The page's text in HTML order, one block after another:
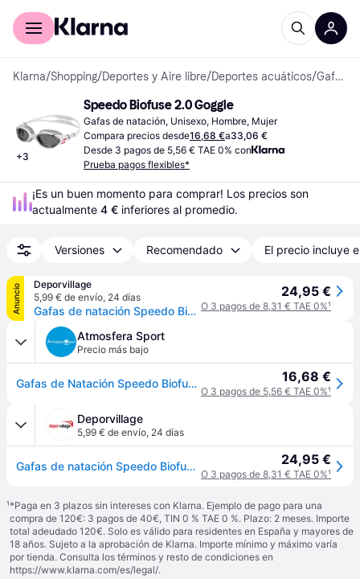
Comprar con Klarna
Klarna/Shopping/Deportes y Aire libre/Deportes acuáticos/ Gafas de natación
+3
Speedo Biofuse 2.0 Goggle
Gafas de natación, Unisexo, Hombre, Mujer
Compara precios desde16,68 €a33,06 €
Desde 3 pagos de 5,56 € TAE 0% con
Prueba pagos flexibles*
¡Es un buen momento para comprar! Los precios son
actualmente 4 € inferiores al promedio.
Versiones Recomendado El precio incluye
Anuncio
Deporvillage
5,99 € de envío, 24 días
Gafas de natación Speedo Biofuse 2.0 blanco rojo con lentes transparentes gris - White
24,95 €
O 3 pagos de 8,31 € TAE 0%¹
Atmosfera Sport
Precio más bajo
Gafas de Natación Speedo Biofuse 2.0 - Blanco - Talla única 16,68 €
O 3 pagos de 5,56 € TAE 0%¹
Deporvillage
5,99 € de envío, 24 días
Gafas de natación Speedo Biofuse 2.0 blanco rojo con lentes transparentes gris - White 24,95 €
O 3 pagos de 8,31 € TAE 0%¹
¹*Paga en 3 plazos sin intereses con Klarna. Ejemplo de pago para una
compra de 120€: 3 pagos de 40€, TIN 0 % TAE 0 %. Plazo: 2 meses. Importe
total adeudado 120€. Solo es válido para residentes en España y mayores de
18 años. Sujeto a la aprobación de Klarna. Importe mínimo y máximo varía
por tienda. Consulta los términos y resto de condiciones en
https://www.klarna.com/es/legal/.